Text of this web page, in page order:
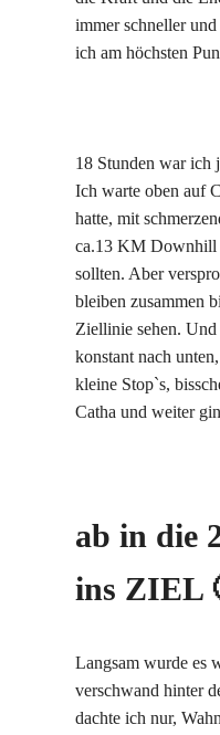
immer schneller
ich am höchsten
18 Stunden war ich
Ich warte oben auf
hatte, mit
ca.13 KM Downhill
sollten. Aber
bleiben zusammen
Ziellinie sehen. Und
konstant nach
kleine Stop`s,
Catha und weiter
ab in die
ins ZIEL
Langsam wurde es
verschwand hinter
dachte ich nur,